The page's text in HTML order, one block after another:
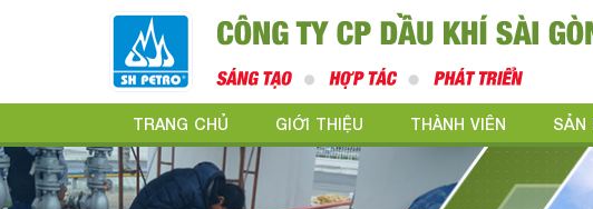
TRANG CHỦ GIỚI THIỆU THÀNH VIÊN SẢN